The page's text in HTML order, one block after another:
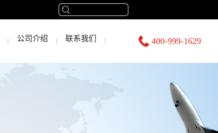
公司介绍 联系我们 400-999-1629